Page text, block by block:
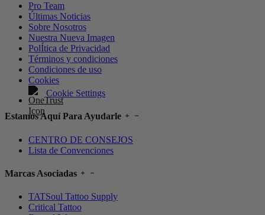
Pro Team
Últimas Noticias
Sobre Nosotros
Nuestra Nueva Imagen
PolÍtica de Privacidad
Términos y condiciones
Condiciones de uso
Cookies
Cookie Settings
Estamos Aquí Para Ayudarle
CENTRO DE CONSEJOS
Lista de Convenciones
Marcas Asociadas
TATSoul Tattoo Supply
Critical Tattoo